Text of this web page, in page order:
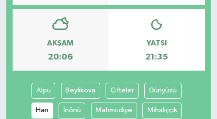
AKŞAM
20:06
YATSI
21:35
Alpu Beylikova Çifteler Günyüzü
Han İnönü Mahmudiye Mihalıççık